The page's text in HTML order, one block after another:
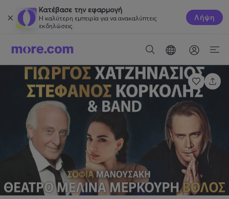
Κατέβασε την εφαρμογή
Η καλύτερη εμπειρία για να ανακαλύπτεις
εκδηλώσεις.
Λήψη